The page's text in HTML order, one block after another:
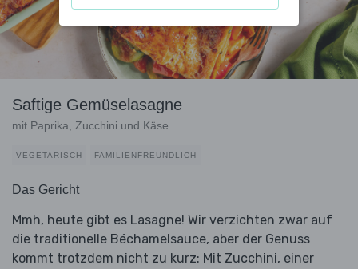
Saftige Gemüselasagne
mit Paprika, Zucchini und Käse
VEGETARISCH FAMILIENFREUNDLICH
Das Gericht
Mmh, heute gibt es Lasagne! Wir verzichten zwar auf
die traditionelle Béchamelsauce, aber der Genuss
kommt trotzdem nicht zu kurz: Mit Zucchini, einer